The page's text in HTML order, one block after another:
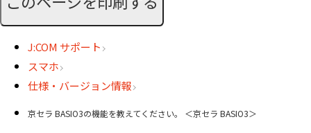
J:COM サポート
スマホ
仕様・バージョン情報
京セラ BASIO3の機能を教えてください。 ＜京セラ BASIO3＞